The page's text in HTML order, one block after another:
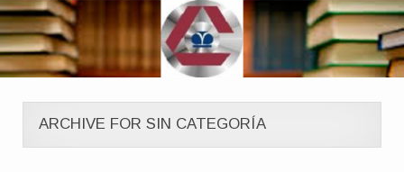
ARCHIVE FOR SIN CATEGORÍA